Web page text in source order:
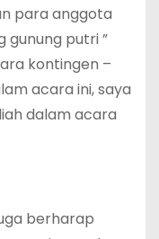
para anggota
gunung putri ”
kontingen –
acara ini, saya
dalam acara
berharap